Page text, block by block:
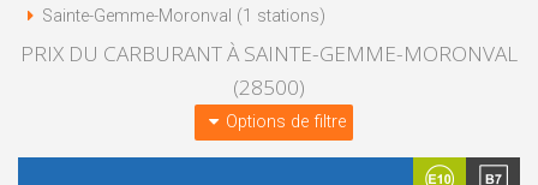
Sainte-Gemme-Moronval (1 stations)
PRIX DU CARBURANT À SAINTE-GEMME-MORONVAL
(28500)
Options de filtre